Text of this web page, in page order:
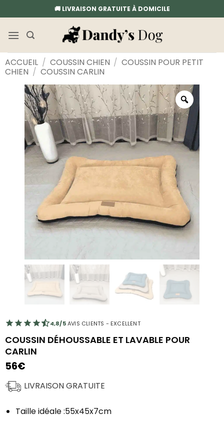
au
contenu
🚚 LIVRAISON GRATUITE À DOMICILE
ACCUEIL / COUSSIN CHIEN / COUSSIN POUR PETIT
CHIEN / COUSSIN CARLIN
4,8/5AVIS CLIENTS - EXCELLENT
COUSSIN DÉHOUSSABLE ET LAVABLE POUR
CARLIN
56€
LIVRAISON GRATUITE
Taille idéale :55x45x7cm